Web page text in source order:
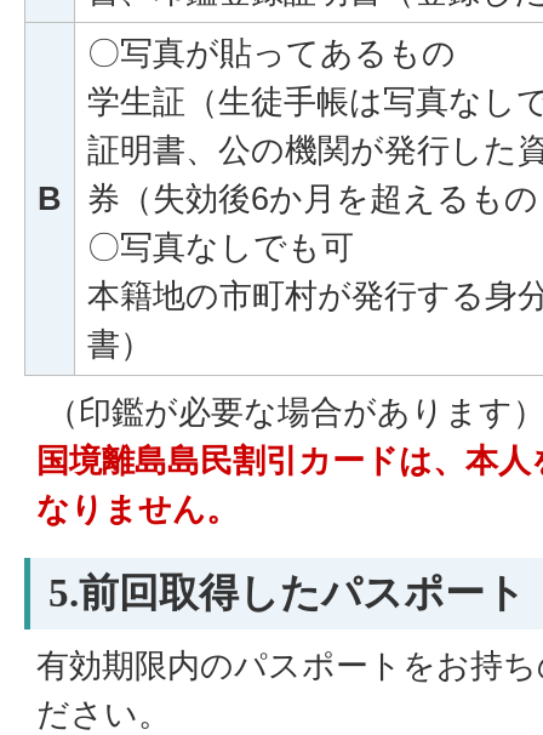
B
〇写真が貼ってあるもの
学生証（生徒手帳は写真なし
証明書、公の機関が発行した
券（失効後6か月を超えるも
〇写真なしでも可
本籍地の市町村が発行する身
書）
（印鑑が必要な場合があります
国境離島島民割引カードは、本
なりません。
5.前回取得したパスポート
有効期限内のパスポートをお持
ださい。